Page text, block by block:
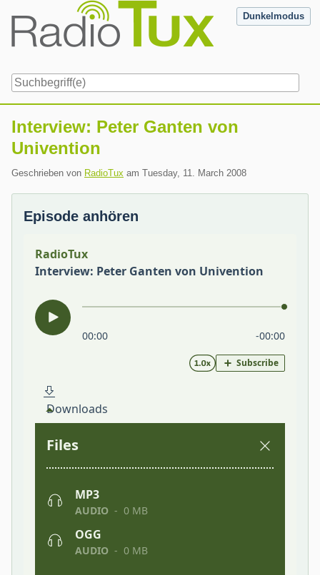
content
Dunkelmodus
Interview: Peter Ganten von
Univention
Geschrieben von RadioTux am Tuesday, 11. March 2008
Episode anhören